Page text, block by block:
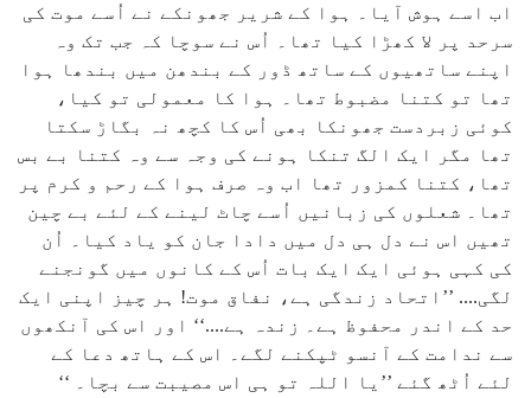
اب اسے ہوش آیا۔ ہوا کے شریر جھونکے نے اُسے موت کی
سرحد پر لا کھڑا کیا تھا۔ اُس نے سوچا کہ جب تک وہ
اپنے ساتھیوں کے ساتھ ڈور کے بندھن میں بندھا ہوا
تھا تو کتنا مضبوط تھا۔ ہوا کا معمولی تو کیا،
کوئی زبردست جھونکا بھی اُس کا کچھ نہ بگاڑ سکتا
تھا مگر ایک الگ تنکا ہونے کی وجہ سے وہ کتنا بے بس
تھا، کتنا کمزور تھا اب وہ صرف ہوا کے رحم و کرم پر
تھا۔ شعلوں کی زبانیں اُسے چاٹ لینے کے لئے بے چین
تھیں اس نے دل ہی دل میں دادا جان کو یاد کیا۔ اُن
کی کہی ہوئی ایک ایک بات اُس کے کانوں میں گونجنے
لگی.... ’’اتحاد زندگی ہے، نفاق موت! ہر چیز اپنی ایک
حد کے اندر محفوظ ہے۔ زندہ ہے....‘‘ اور اس کی آنکھوں
سے ندامت کے آنسو ٹپکنے لگے۔ اس کے ہاتھ دعا کے
لئے اُٹھ گئے ’’یا اللہ تو ہی اس مصیبت سے بچا۔ ‘‘